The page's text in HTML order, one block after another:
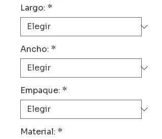
Largo: *
Ancho: *
Empaque: *
Material: *